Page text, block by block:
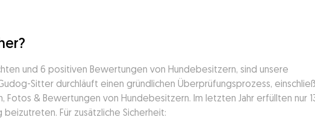
und 6 positiven Bewertungen von Hundebesitzern, sind unsere
Sitter durchläuft einen gründlichen Überprüfungsprozess,
Fotos & Bewertungen von Hundebesitzern. Im letzten Jahr erfüllten nur
Für zusätzliche Sicherheit: